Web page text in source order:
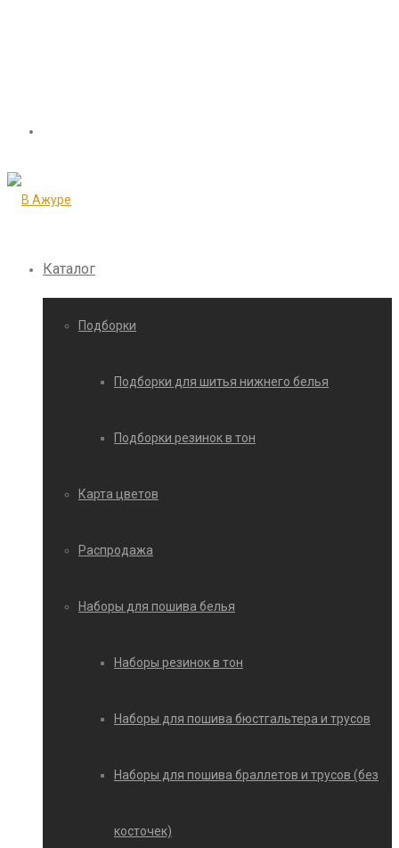
Каталог
Подборки
Подборки для шитья нижнего белья
Подборки резинок в тон
Карта цветов
Распродажа
Наборы для пошива белья
Наборы резинок в тон
Наборы для пошива бюстгальтера и трусов
Наборы для пошива браллетов и трусов (без
косточек)